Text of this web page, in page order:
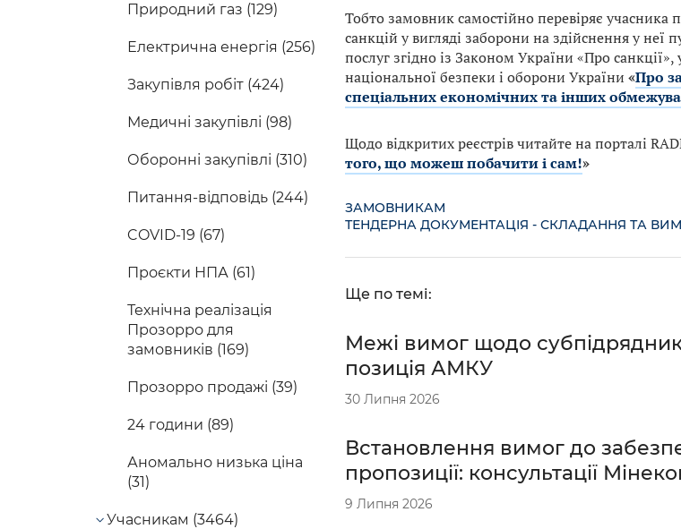
Природний газ (129)
Електрична енергія (256)
Закупівля робіт (424)
Медичні закупівлі (98)
Оборонні закупівлі (310)
Питання-відповідь (244)
COVID-19 (67)
Проєкти НПА (61)
Технічна реалізація
Прозорро для
замовників (169)
Прозорро продажі (39)
24 години (89)
Аномально низька ціна
(31)
Учасникам (3464)
Тобто замовник самостійно перевіряє учасника
санкцій у вигляді заборони на здійснення у неї
послуг згідно із Законом України «Про
національної безпеки і оборони України «Про
спеціальних економічних та інших
Щодо відкритих реєстрів читайте на порталі
того, що можеш побачити і сам!»
ЗАМОВНИКАМ
ТЕНДЕРНА ДОКУМЕНТАЦІЯ - СКЛАДАННЯ ТА
Ще по темі:
Межі вимог щодо
позиція АМКУ
30 Липня 2026
Встановлення вимог до
пропозиції: консультації
9 Липня 2026